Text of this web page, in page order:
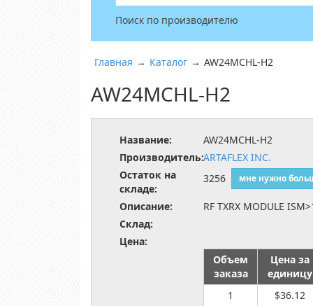
Поиск по производителю
Главная → Каталог → AW24MCHL-H2
AW24MCHL-H2
Название:
AW24MCHL-H2
Производитель:ARTAFLEX INC.
Остаток на
складе:
3256 мне нужно
Описание:
RF TXRX MODULE
Склад:
Цена:
Объем
заказа
Цена за
единицу
1
$36.12